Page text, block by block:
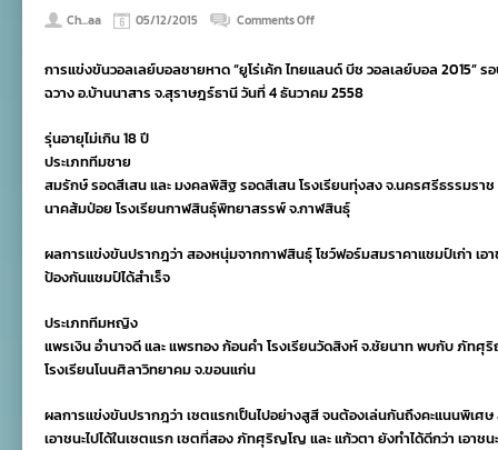
Ch...aa 05/12/2015 Comments Offon
โร่
เค้ก
2015
รอบ
ชิง
เลิศ
การแข่งขันวอลเลย์บอลชายหาด “ยูโร่เค้ก ไทยแลนด์ บีช วอลเลย์บอล 2015”
ฉวาง อ.บ้านนาสาร จ.สุราษฎร์ธานี วันที่ 4 ธันวาคม 2558
รุ่นอายุไม่เกิน 18 ปี
ประเภททีมชาย
สมรักษ์ รอดสีเสน และ มงคลพิสิฐ รอดสีเสน โรงเรียนทุ่งสง จ.นครศรีธรรมร
นาคส้มป่อย โรงเรียนกาฬสินธุ์พิทยาสรรพ์ จ.กาฬสินธุ์
ผลการแข่งขันปรากฎว่า สองหนุ่มจากกาฬสินธุ์ โชว์ฟอร์มสมราคาแชมป์เก่า เอา
ป้องกันแชมป์ได้สำเร็จ
ประเภททีมหญิง
แพรเงิน อำนาจดี และ แพรทอง ก้อนคำ โรงเรียนวัดสิงห์ จ.ชัยนาท พบกับ ภัทศุ
โรงเรียนโนนศิลาวิทยาคม จ.ขอนแก่น
ผลการแข่งขันปรากฎว่า เซตแรกเป็นไปอย่างสูสี จนต้องเล่นกันถึงคะแนนพิเศ
เอาชนะไปได้ในเซตแรก เซตที่สอง ภัทศุริญโญ และ แก้วตา ยังทำได้ดีกว่า เอาช